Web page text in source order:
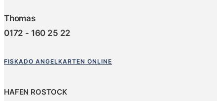
Thomas
0172 - 160 25 22
FISKADO ANGELKARTEN ONLINE
HAFEN ROSTOCK